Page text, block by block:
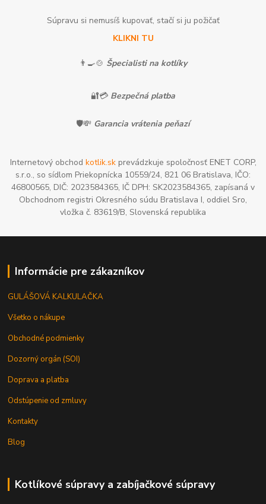
Súpravu si nemusíš kupovať, stačí si ju požičať
KLIKNI TU
👨‍🍳🍲 Špecialisti na kotlíky
🔐💳 Bezpečná platba
🛡️💸 Garancia vrátenia peňazí
Internetový obchod kotlik.skprevádzkuje spoločnosť ENET CORP,
s.r.o., so sídlom Priekopnícka 10559/24, 821 06 Bratislava, IČO:
46800565, DIČ: 2023584365, IČ DPH: SK2023584365, zapísaná v
Obchodnom registri Okresného súdu Bratislava I, oddiel Sro,
vložka č. 83619/B, Slovenská republika
Informácie pre zákazníkov
GULÁŠOVÁ KALKULAČKA
Všetko o nákupe
Obchodné podmienky
Dozorný orgán (SOI)
Doprava a platba
Odstúpenie od zmluvy
Kontakty
Blog
Kotlíkové súpravy a zabíjačkové súpravy